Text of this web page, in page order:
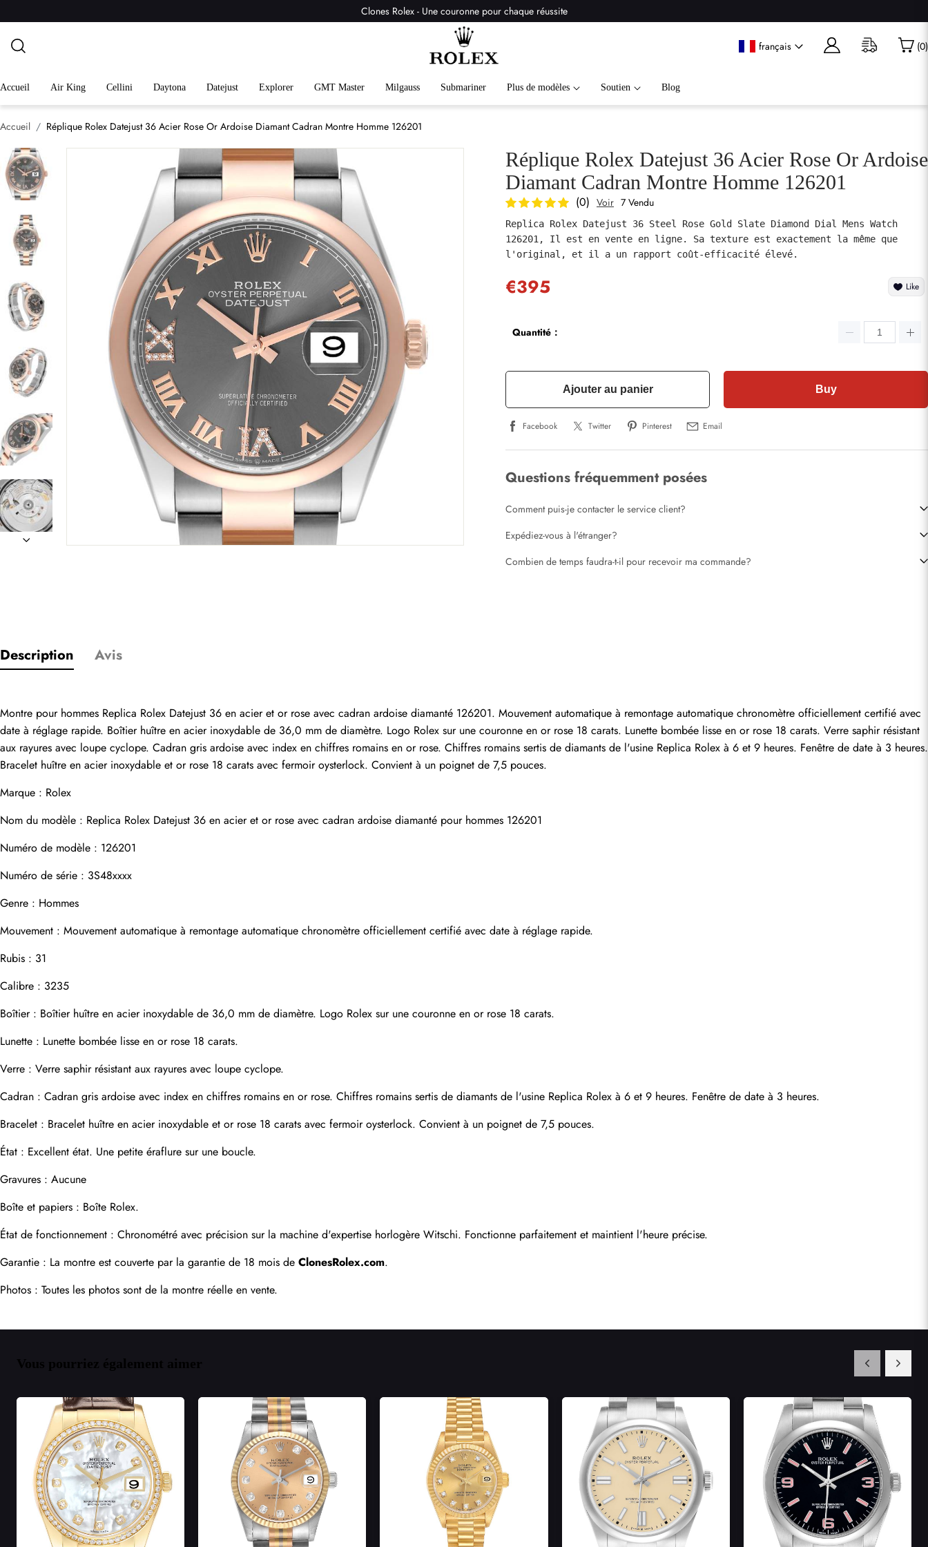
Clones Rolex - Une couronne pour chaque réussite
français (0)
Accueil Air King Cellini Daytona Datejust Explorer GMT Master Milgauss Submariner Plus de modèles Soutien Blog
Accueil Réplique Rolex Datejust 36 Acier Rose Or Ardoise Diamant Cadran Montre Homme 126201
Réplique Rolex Datejust 36 Acier Rose Or Ardoise
Diamant Cadran Montre Homme 126201
(0) Voir 7 Vendu
Replica Rolex Datejust 36 Steel Rose Gold Slate Diamond Dial Mens Watch
126201, Il est en vente en ligne. Sa texture est exactement la même que
l'original, et il a un rapport coût-efficacité élevé.
€395 Like
Quantité：
Ajouter au panier Buy
Facebook Twitter Pinterest Email
Questions fréquemment posées
Comment puis-je contacter le service client?
Expédiez-vous à l'étranger?
Combien de temps faudra-t-il pour recevoir ma commande?
Description Avis
Montre pour hommes Replica Rolex Datejust 36 en acier et or rose avec cadran ardoise diamanté 126201. Mouvement automatique à remontage automatique chronomètre officiellement certifié avec
date à réglage rapide. Boîtier huître en acier inoxydable de 36,0 mm de diamètre. Logo Rolex sur une couronne en or rose 18 carats. Lunette bombée lisse en or rose 18 carats. Verre saphir résistant
aux rayures avec loupe cyclope. Cadran gris ardoise avec index en chiffres romains en or rose. Chiffres romains sertis de diamants de l'usine Replica Rolex à 6 et 9 heures. Fenêtre de date à 3 heures.
Bracelet huître en acier inoxydable et or rose 18 carats avec fermoir oysterlock. Convient à un poignet de 7,5 pouces.
Marque : Rolex
Nom du modèle : Replica Rolex Datejust 36 en acier et or rose avec cadran ardoise diamanté pour hommes 126201
Numéro de modèle : 126201
Numéro de série : 3S48xxxx
Genre : Hommes
Mouvement : Mouvement automatique à remontage automatique chronomètre officiellement certifié avec date à réglage rapide.
Rubis : 31
Calibre : 3235
Boîtier : Boîtier huître en acier inoxydable de 36,0 mm de diamètre. Logo Rolex sur une couronne en or rose 18 carats.
Lunette : Lunette bombée lisse en or rose 18 carats.
Verre : Verre saphir résistant aux rayures avec loupe cyclope.
Cadran : Cadran gris ardoise avec index en chiffres romains en or rose. Chiffres romains sertis de diamants de l'usine Replica Rolex à 6 et 9 heures. Fenêtre de date à 3 heures.
Bracelet : Bracelet huître en acier inoxydable et or rose 18 carats avec fermoir oysterlock. Convient à un poignet de 7,5 pouces.
État : Excellent état. Une petite éraflure sur une boucle.
Gravures : Aucune
Boîte et papiers : Boîte Rolex.
État de fonctionnement : Chronométré avec précision sur la machine d'expertise horlogère Witschi. Fonctionne parfaitement et maintient l'heure précise.
Garantie : La montre est couverte par la garantie de 18 mois de ClonesRolex.com.
Photos : Toutes les photos sont de la montre réelle en vente.
Vous pourriez également aimer
Évaluation
Email
Photos
Téléphone
S'abonner